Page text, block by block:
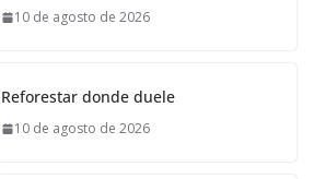
10 de agosto de 2026
Reforestar donde duele
10 de agosto de 2026